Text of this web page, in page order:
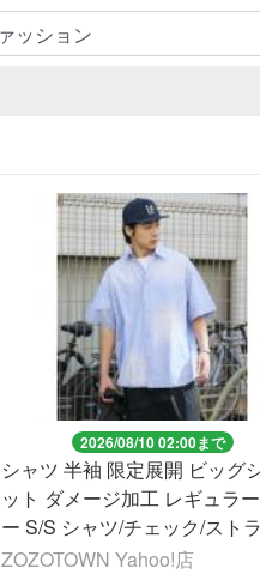
2026/08/10 02:00まで
シャツ 半袖 限定展開 ビッグ
ット ダメージ加工 レギュラ
ー S/S シャツ/チェック/スト
プ/フェード加工 メンズ
ZOZOTOWN Yahoo!店